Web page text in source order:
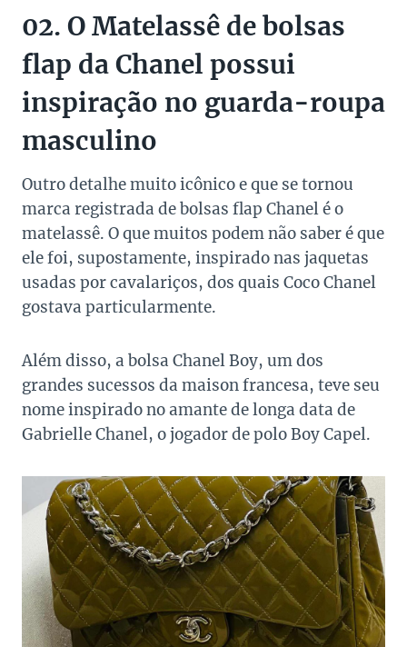
02. O Matelassê de bolsas
flap da Chanel possui
inspiração no guarda-roupa
masculino
Outro detalhe muito icônico e que se tornou
marca registrada de bolsas flap Chanel é o
matelassê. O que muitos podem não saber é que
ele foi, supostamente, inspirado nas jaquetas
usadas por cavalariços, dos quais Coco Chanel
gostava particularmente.
Além disso, a bolsa Chanel Boy, um dos
grandes sucessos da maison francesa, teve seu
nome inspirado no amante de longa data de
Gabrielle Chanel, o jogador de polo Boy Capel.